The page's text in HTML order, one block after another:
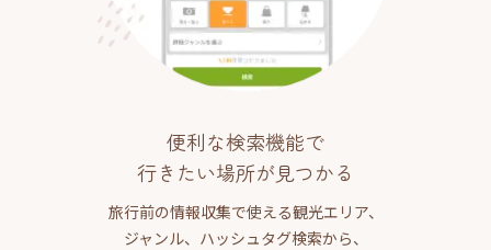
便利な検索機能で
行きたい場所が見つかる
旅行前の情報収集で使える観光エリア、
ジャンル、ハッシュタグ検索から、